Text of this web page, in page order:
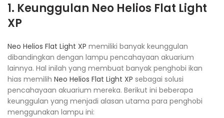
1. Keunggulan Neo Helios Flat Light
XP
Neo Helios Flat Light XP memiliki banyak keunggulan
dibandingkan dengan lampu pencahayaan akuarium
lainnya. Hal inilah yang membuat banyak penghobi ikan
hias memilih Neo Helios Flat Light XP sebagai solusi
pencahayaan akuarium mereka. Berikut ini beberapa
keunggulan yang menjadi alasan utama para penghobi
menggunakan lampu ini: